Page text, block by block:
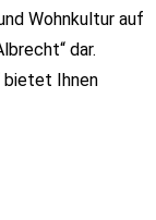
Wohnkultur auf
dar.
bietet Ihnen